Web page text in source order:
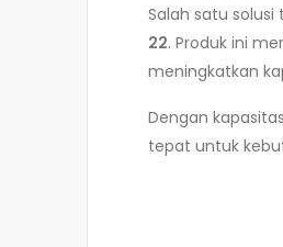
Salah satu
22. Produk ini
meningkatkan
Dengan
tepat untuk